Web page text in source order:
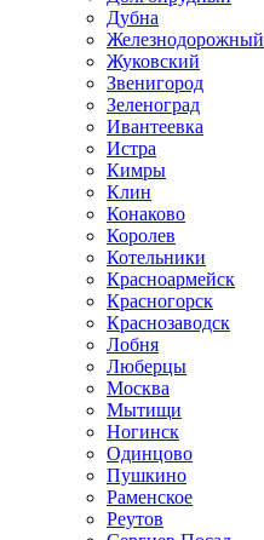
Дубна
Железнодорожный
Жуковский
Звенигород
Зеленоград
Ивантеевка
Истра
Кимры
Клин
Конаково
Королев
Котельники
Красноармейск
Красногорск
Краснозаводск
Лобня
Люберцы
Москва
Мытищи
Ногинск
Одинцово
Пушкино
Раменское
Реутов